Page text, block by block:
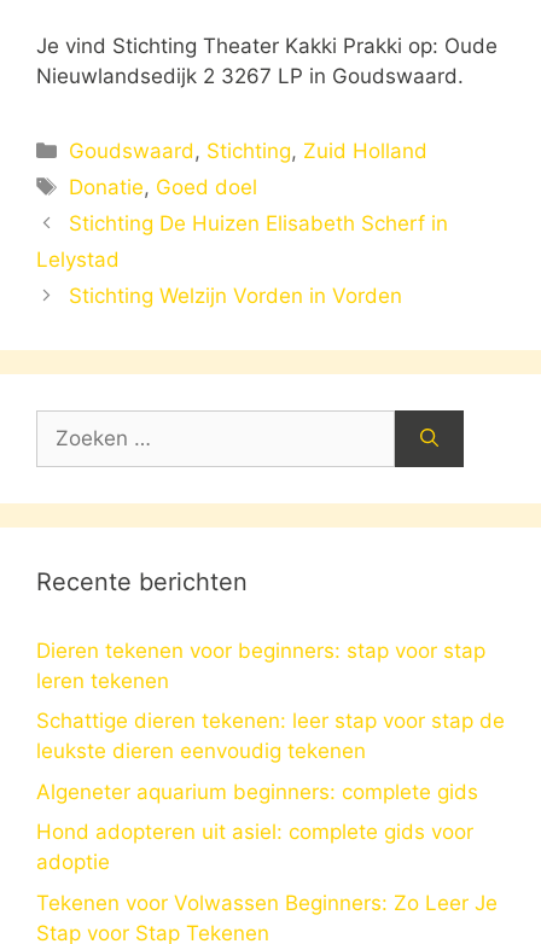
Je vind Stichting Theater Kakki Prakki op: Oude
Nieuwlandsedijk 2 3267 LP in Goudswaard.
Categorieën
Goudswaard , Stichting, Zuid Holland
Tags
Donatie, Goed doel
Stichting De Huizen Elisabeth Scherf in
Lelystad
Stichting Welzijn Vorden in Vorden
naar:
Recente berichten
Dieren tekenen voor beginners: stap voor stap
leren tekenen
Schattige dieren tekenen: leer stap voor stap de
leukste dieren eenvoudig tekenen
Algeneter aquarium beginners: complete gids
Hond adopteren uit asiel: complete gids voor
adoptie
Tekenen voor Volwassen Beginners: Zo Leer Je
Stap voor Stap Tekenen